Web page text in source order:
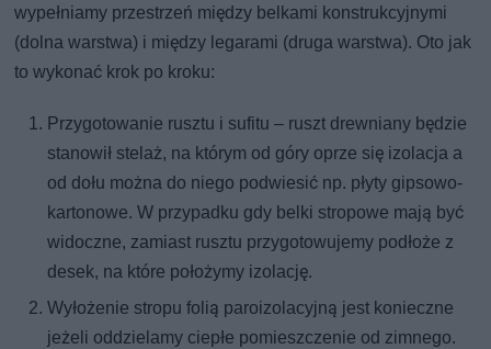
wypełniamy przestrzeń między belkami konstrukcyjnymi
(dolna warstwa) i między legarami (druga warstwa). Oto jak
to wykonać krok po kroku:
Przygotowanie rusztu i sufitu – ruszt drewniany będzie
stanowił stelaż, na którym od góry oprze się izolacja a
od dołu można do niego podwiesić np. płyty gipsowo-
kartonowe. W przypadku gdy belki stropowe mają być
widoczne, zamiast rusztu przygotowujemy podłoże z
desek, na które położymy izolację.
Wyłożenie stropu folią paroizolacyjną jest konieczne
jeżeli oddzielamy ciepłe pomieszczenie od zimnego.